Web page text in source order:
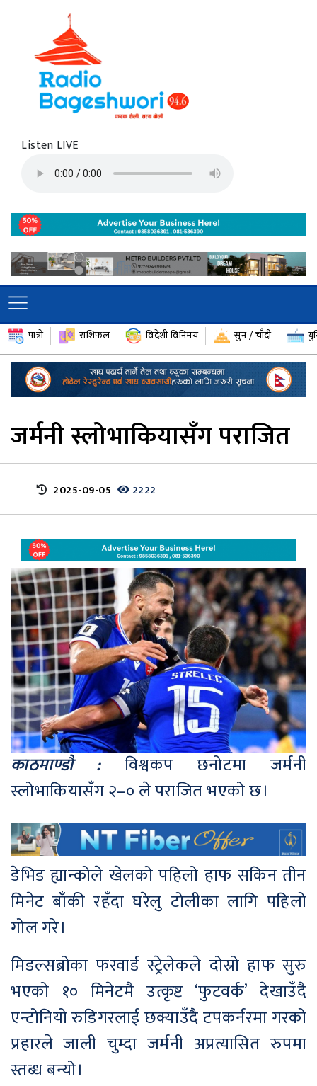
Listen LIVE
पात्रो राशिफल विदेशी विनिमय सुन / चाँदी
जर्मनी स्लोभाकियासँग पराजित
2025-09-05 2222
काठमाण्डौ :विश्वकप छनोटमा जर्मनी
स्लोभाकियासँग २–० ले पराजित भएको छ।
डेभिड ह्यान्कोले खेलको पहिलो हाफ सकिन तीन
मिनेट बाँकी रहँदा घरेलु टोलीका लागि पहिलो
गोल गरे।
मिडल्सब्रोका फरवार्ड स्ट्रेलेकले दोस्रो हाफ सुरु
भएको १० मिनेटमै उत्कृष्ट ‘फुटवर्क’ देखाउँदै
एन्टोनियो रुडिगरलाई छक्याउँदै टपकर्नरमा गरको
प्रहारले जाली चुम्दा जर्मनी अप्रत्यासित रुपमा
स्तब्ध बन्यो।